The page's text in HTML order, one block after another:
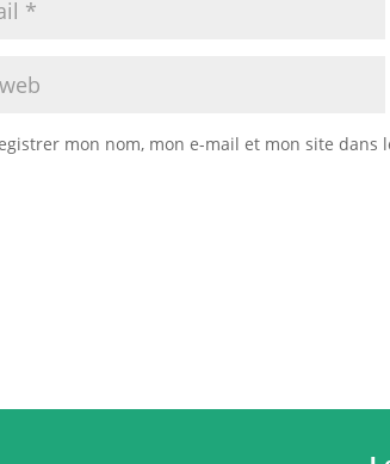
mon nom, mon e-mail et mon site